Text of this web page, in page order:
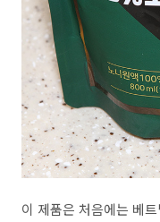
이 제품은 처음에는 베